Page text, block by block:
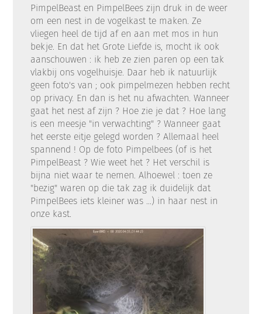
PimpelBeast en PimpelBees zijn druk in de weer
om een nest in de vogelkast te maken. Ze
vliegen heel de tijd af en aan met mos in hun
bekje. En dat het Grote Liefde is, mocht ik ook
aanschouwen : ik heb ze zien paren op een tak
vlakbij ons vogelhuisje. Daar heb ik natuurlijk
geen foto's van ; ook pimpelmezen hebben recht
op privacy. En dan is het nu afwachten. Wanneer
gaat het nest af zijn ? Hoe zie je dat ? Hoe lang
is een meesje "in verwachting" ? Wanneer gaat
het eerste eitje gelegd worden ? Allemaal heel
spannend ! Op de foto Pimpelbees (of is het
PimpelBeast ? Wie weet het ? Het verschil is
bijna niet waar te nemen. Alhoewel : toen ze
"bezig" waren op die tak zag ik duidelijk dat
PimpelBees iets kleiner was ...) in haar nest in
onze kast.